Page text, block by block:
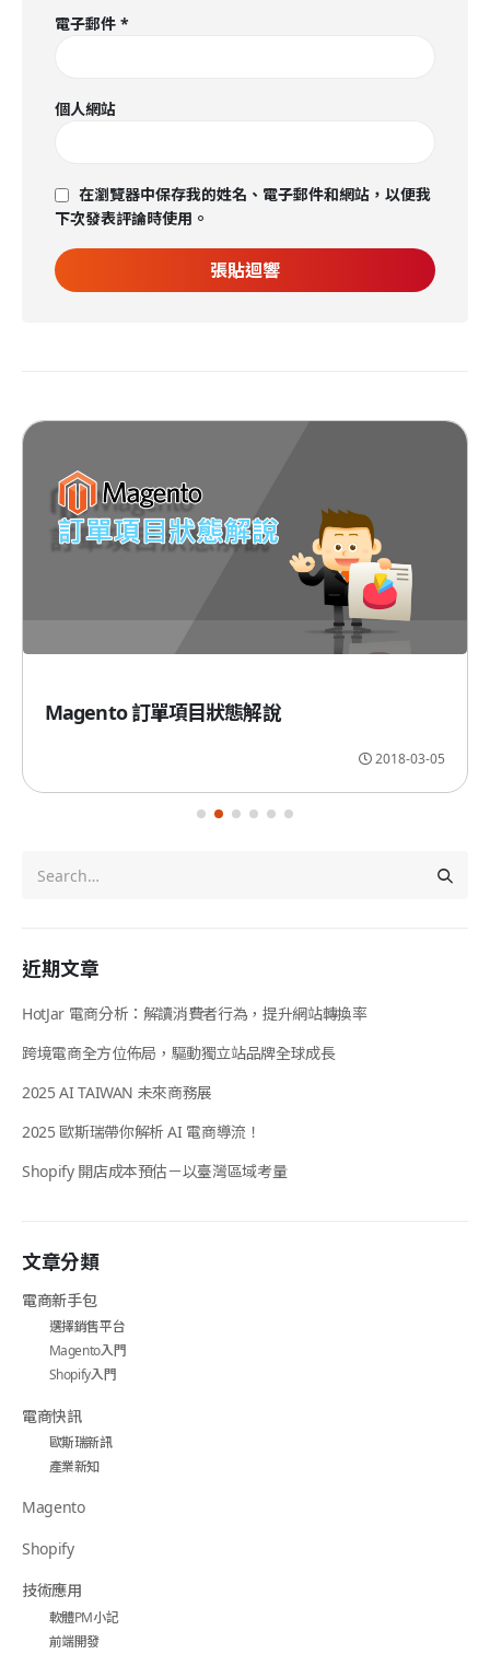
電子郵件 *
個人網站
在瀏覽器中保存我的姓名、電子郵件和網站，以便我
下次發表評論時使用。
2018-03-05
Magento 訂單項目狀態解說
近期文章
HotJar 電商分析：解讀消費者行為，提升網站轉換率
跨境電商全方位佈局，驅動獨立站品牌全球成長
2025 AI TAIWAN 未來商務展
2025 歐斯瑞帶你解析 AI 電商導流！
Shopify 開店成本預估－以臺灣區域考量
文章分類
電商新手包
選擇銷售平台
Magento入門
Shopify入門
電商快訊
歐斯瑞新訊
產業新知
Magento
Shopify
技術應用
軟體PM小記
前端開發